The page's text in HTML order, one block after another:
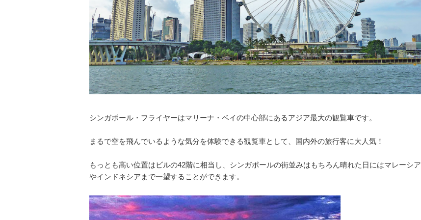
シンガポール・フライヤーはマリーナ・ベイの中心部にあるアジア最大の観覧車です。
まるで空を飛んでいるような気分を体験できる観覧車として、国内外の旅行客に大人気！
もっとも高い位置はビルの42階に相当し、シンガポールの街並みはもちろん晴れた日にはマレーシア
やインドネシアまで一望することができます。